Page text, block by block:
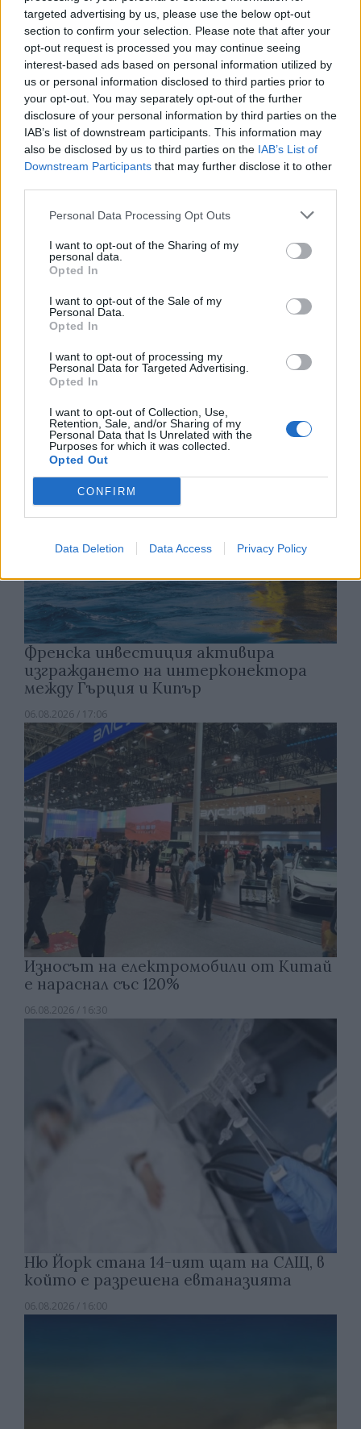
targeted advertising by us, please use the below opt-out
section to confirm your selection. Please note that after your
opt-out request is processed you may continue seeing
interest-based ads based on personal information utilized by
us or personal information disclosed to third parties prior to
your opt-out. You may separately opt-out of the further
disclosure of your personal information by third parties on the
IAB’s list of downstream participants. This information may
also be disclosed by us to third parties on the IAB’s List of
Downstream Participants that may further disclose it to other
Personal Data Processing Opt Outs
I want to opt-out of the Sharing of my
personal data.
Opted In
I want to opt-out of the Sale of my
Personal Data.
Opted In
I want to opt-out of processing my
Personal Data for Targeted Advertising.
Opted In
I want to opt-out of Collection, Use,
Retention, Sale, and/or Sharing of my
Personal Data that Is Unrelated with the
Purposes for which it was collected.
Opted Out
CONFIRM
Data Deletion Data Access Privacy Policy
В Румъния нивото на река Дунав
достигна исторически минимум
07.08.2026 / 11:30
Пекин е обявен за Световна столица
на архитектурата за 2029 г.
Френска инвестиция активира
изграждането на интерконектора
между Гърция и Кипър
06.08.2026 / 17:06
Износът на електромобили от Китай
е нараснал със 120%
06.08.2026 / 16:30
Ню Йорк стана 14-ият щат на САЩ, в
който е разрешена евтаназията
06.08.2026 / 16:00